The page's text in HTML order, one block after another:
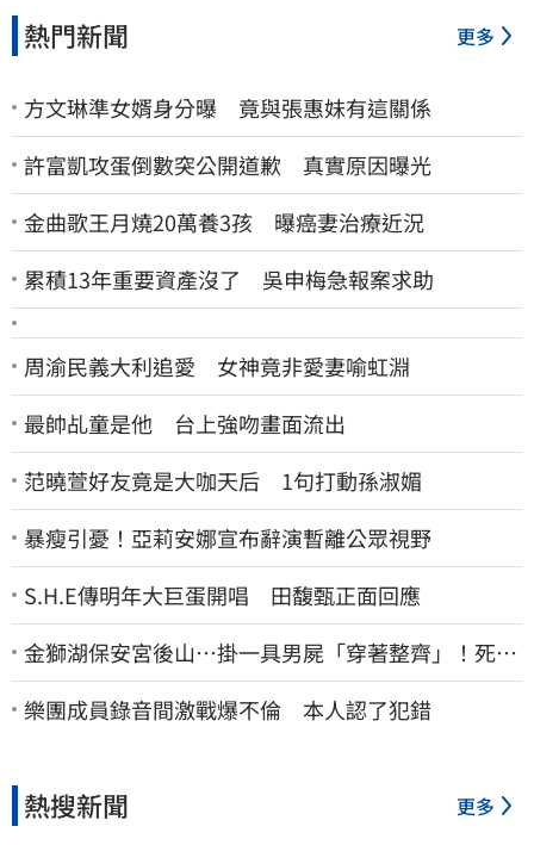
熱門新聞 更多
方文琳準女婿身分曝 竟與張惠妹有這關係
許富凱攻蛋倒數突公開道歉 真實原因曝光
金曲歌王月燒20萬養3孩 曝癌妻治療近況
累積13年重要資產沒了 吳申梅急報案求助
周渝民義大利追愛 女神竟非愛妻喻虹淵
最帥乩童是他 台上強吻畫面流出
范曉萱好友竟是大咖天后 1句打動孫淑媚
暴瘦引憂！亞莉安娜宣布辭演暫離公眾視野
S.H.E傳明年大巨蛋開唱 田馥甄正面回應
金獅湖保安宮後山…掛一具男屍「穿著整齊」！死者
身份曝
樂團成員錄音間激戰爆不倫 本人認了犯錯
熱搜新聞 更多